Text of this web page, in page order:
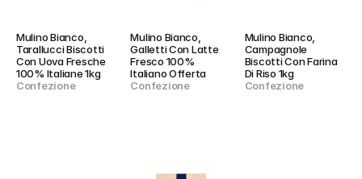
Mulino Bianco,
Tarallucci Biscotti
Con Uova Fresche
100% Italiane 1kg
Confezione
Mulino Bianco,
Galletti Con Latte
Fresco 100%
Italiano Offerta
Confezione
Mulino Bianco,
Campagnole
Biscotti Con Farina
Di Riso 1kg
Confezione